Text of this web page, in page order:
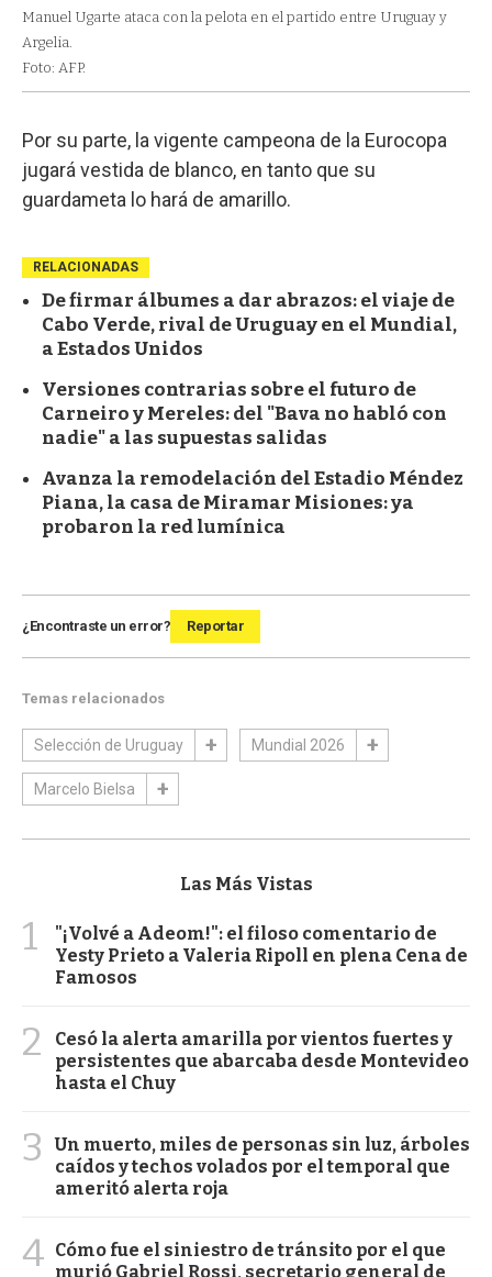
Manuel Ugarte ataca con la pelota en el partido entre Uruguay y
Argelia.
Foto: AFP.
Por su parte, la vigente campeona de la Eurocopa
jugará vestida de blanco, en tanto que su
guardameta lo hará de amarillo.
RELACIONADAS
De firmar álbumes a dar abrazos: el viaje de
Cabo Verde, rival de Uruguay en el Mundial,
a Estados Unidos
Versiones contrarias sobre el futuro de
Carneiro y Mereles: del "Bava no habló con
nadie" a las supuestas salidas
Avanza la remodelación del Estadio Méndez
Piana, la casa de Miramar Misiones: ya
probaron la red lumínica
¿Encontraste un error? Reportar
Temas relacionados
Selección de Uruguay Mundial 2026
Marcelo Bielsa
Las Más Vistas
1
"¡Volvé a Adeom!": el filoso comentario de
Yesty Prieto a Valeria Ripoll en plena Cena de
Famosos
2
Cesó la alerta amarilla por vientos fuertes y
persistentes que abarcaba desde Montevideo
hasta el Chuy
3
Un muerto, miles de personas sin luz, árboles
caídos y techos volados por el temporal que
ameritó alerta roja
4 Cómo fue el siniestro de tránsito por el que
murió Gabriel Rossi, secretario general de